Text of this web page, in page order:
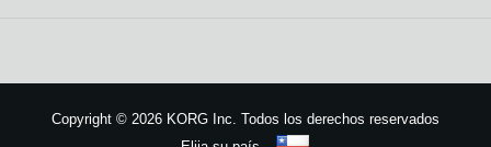
Copyright © 2026 KORG Inc. Todos los derechos reservados